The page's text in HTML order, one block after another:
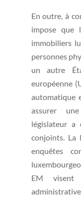
En outre, à
impose que
immobiliers
personnes
un autre
européenne
automatique
assurer
législateur a
conjoints. La
enquêtes
EM visent